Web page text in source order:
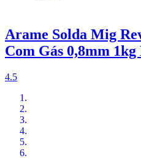
Arame Solda Mig
Com Gás 0,8mm 1kg
4.5